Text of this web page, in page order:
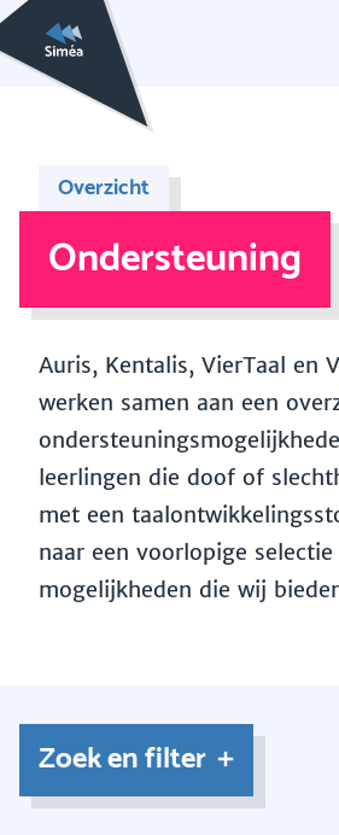
Overzicht
Ondersteuning
Auris, Kentalis, VierTaal en
werken samen aan een
leerlingen die doof of
met een
naar een voorlopige selectie
mogelijkheden die wij
Zoek en filter